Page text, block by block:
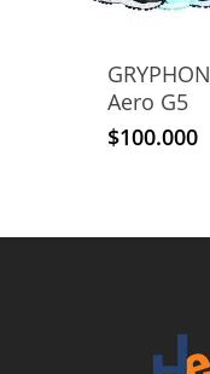
GRYPHON
Aero G5
$100.000